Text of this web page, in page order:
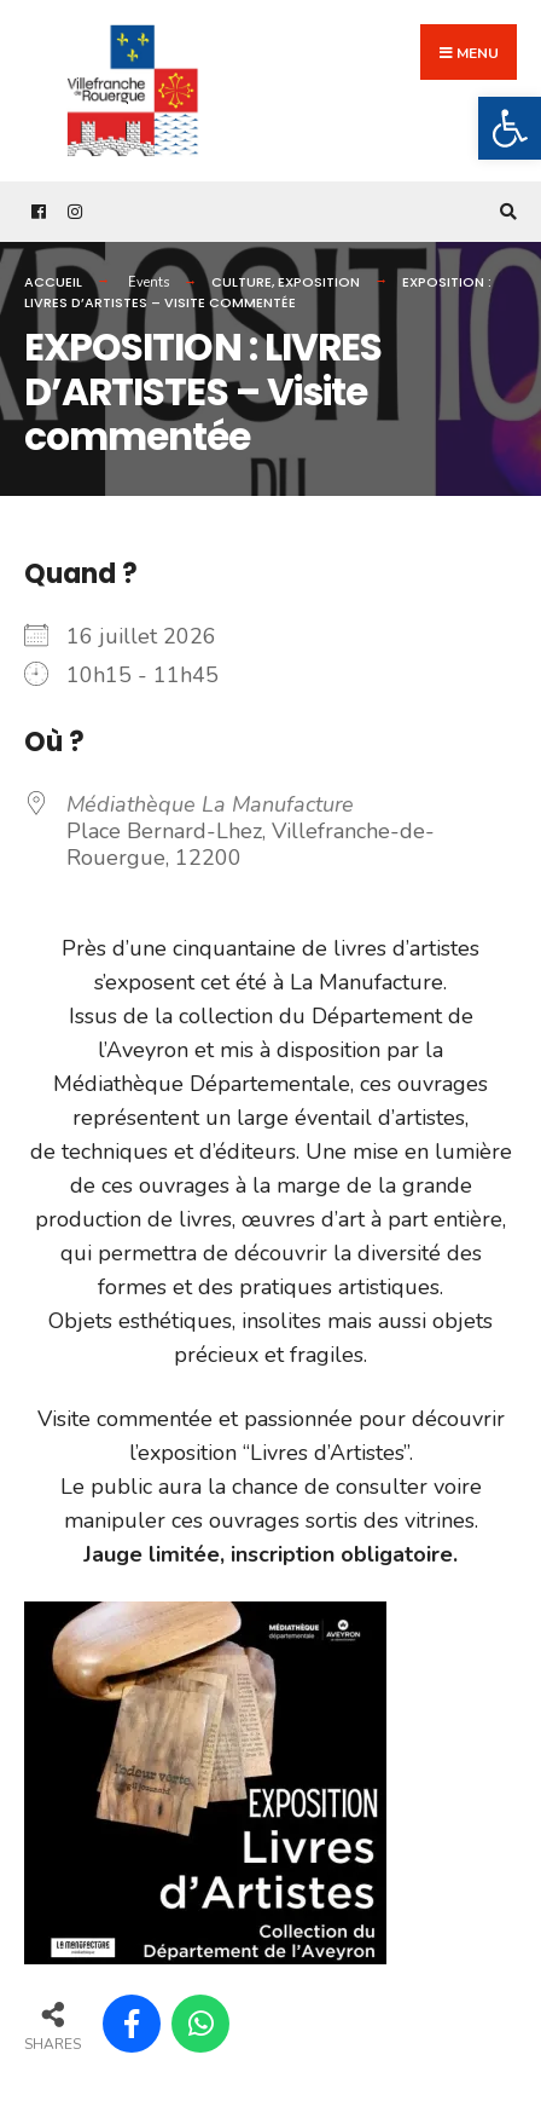
content
MENU
ACCUEIL Events CULTURE,EXPOSITION
EXPOSITION :
LIVRES D’ARTISTES – VISITE COMMENTÉE
EXPOSITION : LIVRES
D’ARTISTES – Visite
commentée
Quand ?
16 juillet 2026
10h15 - 11h45
Où ?
Médiathèque La Manufacture
Place Bernard-Lhez, Villefranche-de-
Rouergue, 12200
Près d’une cinquantaine de livres d’artistes
s’exposent cet été à La Manufacture.
Issus de la collection du Département de
l’Aveyron et mis à disposition par la
Médiathèque Départementale, ces ouvrages
représentent un large éventail d’artistes,
de techniques et d’éditeurs. Une mise en lumière
de ces ouvrages à la marge de la grande
production de livres, œuvres d’art à part entière,
qui permettra de découvrir la diversité des
formes et des pratiques artistiques.
Objets esthétiques, insolites mais aussi objets
précieux et fragiles.
Visite commentée et passionnée pour découvrir
l’exposition “Livres d’Artistes”.
Le public aura la chance de consulter voire
manipuler ces ouvrages sortis des vitrines.
Jauge limitée, inscription obligatoire.
SHARES